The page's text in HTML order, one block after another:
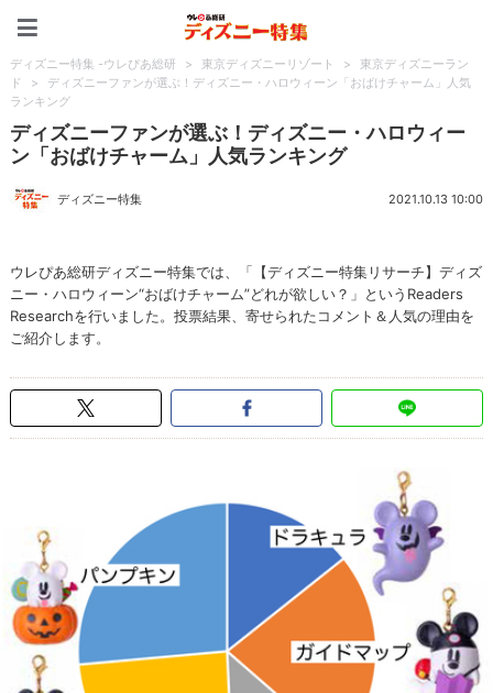
ディズニー特集 -ウレぴあ総研 > 東京ディズニーリゾート >
東京ディズニーラン
ド
>
ディズニーファンが選ぶ！ディズニー・ハロウィーン「おばけチャーム」人気
ランキング
ディズニーファンが選ぶ！ディズニー・ハロウィー
ン「おばけチャーム」人気ランキング
ディズニー特集 2021.10.13 10:00
ウレぴあ総研ディズニー特集では、「【ディズニー特集リサーチ】ディズ
ニー・ハロウィーン“おばけチャーム”どれが欲しい？」というReaders
Researchを行いました。投票結果、寄せられたコメント＆人気の理由を
ご紹介します。